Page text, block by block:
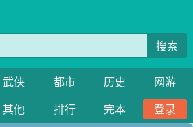
搜索
武侠 都市 历史
网游
其他 排行 完本 登录